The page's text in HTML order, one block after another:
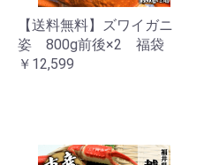
【送料無料】ズワイガニ
姿 800g前後×2 福袋
￥12,599